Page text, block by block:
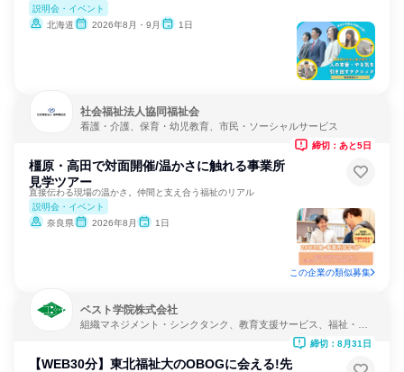
説明会・イベント
北海道
2026年8月・9月 1日
社会福祉法人協同福祉会
看護・介護、保育・幼児教育、市民・ソーシャルサービス
橿原・高田で対面開催/温かさに触れる事業所
見学ツアー
直接伝わる現場の温かさ。仲間と支え合う福祉のリアル
説明会・イベント
奈良県
2026年8月 1日
締切：あと5日
この企業の類似募集
ベスト学院株式会社
組織マネジメント・シンクタンク、教育支援サービス、福祉・独
【WEB30分】東北福祉大のOBOGに会える!先
締切：8月31日